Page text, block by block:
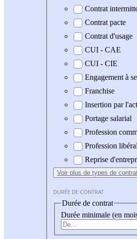
Contrat
Contrat pacte
Contrat d'usage
CUI - CAE
CUI - CIE
Engagement à
Franchise
Insertion par
Portage salarial
Profession
Profession
Reprise
Voir plus de types de
DURÉE DE CONTRAT
Durée de contrat
Durée minimale (en